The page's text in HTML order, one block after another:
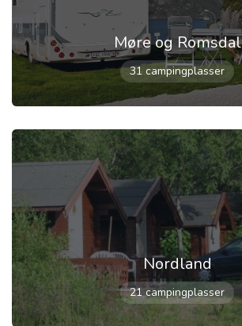
Møre og Romsdal
31 campingplasser
Nordland
21 campingplasser